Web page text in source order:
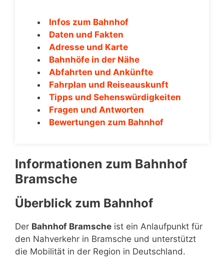
Infos zum Bahnhof
Daten und Fakten
Adresse und Karte
Bahnhöfe in der Nähe
Abfahrten und Ankünfte
Fahrplan und Reiseauskunft
Tipps und Sehenswürdigkeiten
Fragen und Antworten
Bewertungen zum Bahnhof
Informationen zum Bahnhof
Bramsche
Überblick zum Bahnhof
Der Bahnhof Bramsche ist ein Anlaufpunkt für
den Nahverkehr in Bramsche und unterstützt
die Mobilität in der Region in Deutschland.